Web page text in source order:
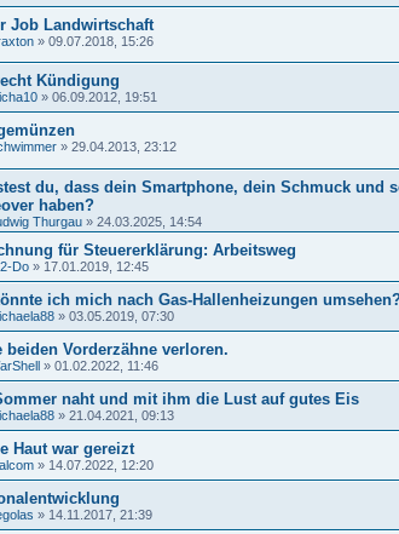
Job Landwirtschaft
» 09.07.2018, 15:26
Kündigung
» 06.09.2012, 19:51
» 29.04.2013, 23:12
du, dass dein Smartphone, dein Schmuck und
haben?
Thurgau » 24.03.2025, 14:54
für Steuererklärung: Arbeitsweg
Do » 17.01.2019, 12:45
ich mich nach Gas-Hallenheizungen
» 03.05.2019, 07:30
beiden Vorderzähne verloren.
» 01.02.2022, 11:46
naht und mit ihm die Lust auf gutes Eis
» 21.04.2021, 09:13
Haut war gereizt
» 14.07.2022, 12:20
» 14.11.2017, 21:39